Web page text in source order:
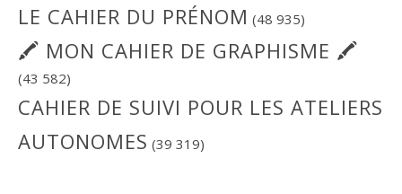
LE CAHIER DU PRÉNOM (48 935)
🖍 MON CAHIER DE GRAPHISME 🖍
(43 582)
CAHIER DE SUIVI POUR LES ATELIERS
AUTONOMES (39 319)